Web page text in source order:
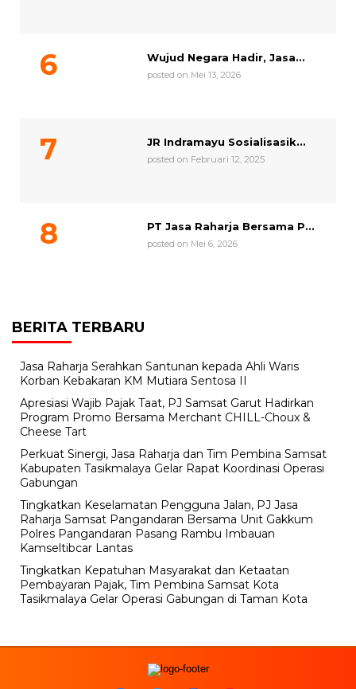
Wujud Negara Hadir, Jasa...
posted on Mei 13, 2026
JR Indramayu Sosialisasik...
posted on Februari 12, 2025
PT Jasa Raharja Bersama P...
posted on Mei 6, 2026
BERITA TERBARU
Jasa Raharja Serahkan Santunan kepada Ahli Waris
Korban Kebakaran KM Mutiara Sentosa II
Apresiasi Wajib Pajak Taat, PJ Samsat Garut Hadirkan
Program Promo Bersama Merchant CHILL-Choux &
Cheese Tart
Perkuat Sinergi, Jasa Raharja dan Tim Pembina Samsat
Kabupaten Tasikmalaya Gelar Rapat Koordinasi Operasi
Gabungan
Tingkatkan Keselamatan Pengguna Jalan, PJ Jasa
Raharja Samsat Pangandaran Bersama Unit Gakkum
Polres Pangandaran Pasang Rambu Imbauan
Kamseltibcar Lantas
Tingkatkan Kepatuhan Masyarakat dan Ketaatan
Pembayaran Pajak, Tim Pembina Samsat Kota
Tasikmalaya Gelar Operasi Gabungan di Taman Kota